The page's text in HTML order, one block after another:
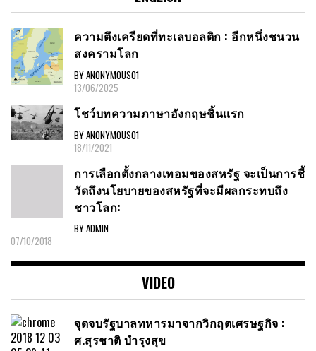
ความตึงเครียดที่ทะเลบอลติก : อีกหนึ่งชนวน
สงครามโลก
BY ANONYMOUS01
13/06/2025
โชว์บทความภาษาอังกฤษชิ้นแรก
BY ANONYMOUS01
18/11/2021
การเลือกตั้งกลางเทอมของสหรัฐ จะเป็นการชี้
วัดถึงนโยบายของสหรัฐที่จะมีผลกระทบถึง
ชาวโลก:
BY ADMIN
07/10/2018
VIDEO
จุดจบรัฐบาลทหารมาจากวิกฤตเศรษฐกิจ :
ศ.สุรชาติ บำรุงสุข